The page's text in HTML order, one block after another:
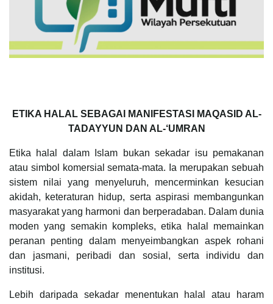
ETIKA HALAL SEBAGAI MANIFESTASI MAQASID AL-
TADAYYUN DAN AL-‘UMRAN
Etika halal dalam Islam bukan sekadar isu pemakanan
atau simbol komersial semata-mata. Ia merupakan sebuah
sistem nilai yang menyeluruh, mencerminkan kesucian
akidah, keteraturan hidup, serta aspirasi membangunkan
masyarakat yang harmoni dan berperadaban. Dalam dunia
moden yang semakin kompleks, etika halal memainkan
peranan penting dalam menyeimbangkan aspek rohani
dan jasmani, peribadi dan sosial, serta individu dan
institusi.
Lebih daripada sekadar menentukan halal atau haram